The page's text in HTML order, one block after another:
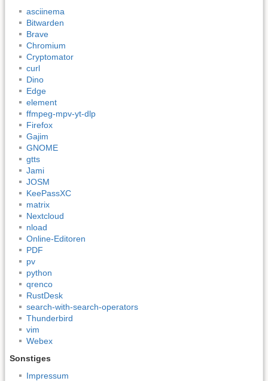
asciinema
Bitwarden
Brave
Chromium
Cryptomator
curl
Dino
Edge
element
ffmpeg-mpv-yt-dlp
Firefox
Gajim
GNOME
gtts
Jami
JOSM
KeePassXC
matrix
Nextcloud
nload
Online-Editoren
PDF
pv
python
qrenco
RustDesk
search-with-search-operators
Thunderbird
vim
Webex
Sonstiges
Impressum